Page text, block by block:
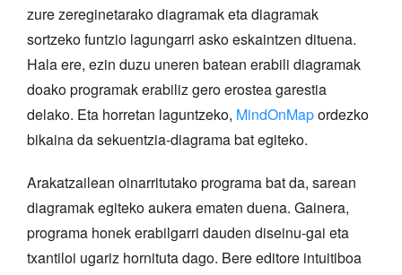
zure zereginetarako diagramak eta diagramak
sortzeko funtzio lagungarri asko eskaintzen dituena.
Hala ere, ezin duzu uneren batean erabili diagramak
doako programak erabiliz gero erostea garestia
delako. Eta horretan laguntzeko, MindOnMapordezko
bikaina da sekuentzia-diagrama bat egiteko.
Arakatzailean oinarritutako programa bat da, sarean
diagramak egiteko aukera ematen duena. Gainera,
programa honek erabilgarri dauden diseinu-gai eta
txantiloi ugariz hornituta dago. Bere editore intuitiboa